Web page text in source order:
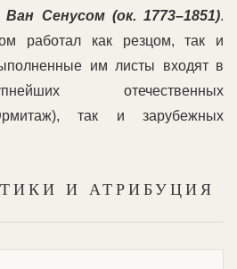
Сенусом (ок. 1773–1851).
работал как резцом, так и
им листы входят в
отечественных
так и зарубежных
И АТРИБУЦИЯ